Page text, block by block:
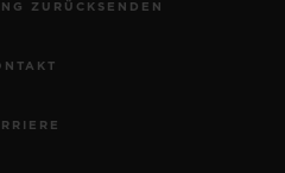
ZURÜCKSENDEN